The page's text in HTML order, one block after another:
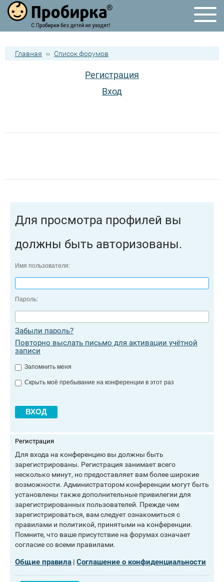
Главная ›› Список форумов
Регистрация
Вход
Для просмотра профилей вы
должны быть авторизованы.
Имя пользователя:
Пароль:
Забыли пароль?
Повторно выслать письмо для активации учётной
записи
Запомнить меня
Скрыть моё пребывание на конференции в этот раз
Регистрация
Для входа на конференцию вы должны быть
зарегистрированы. Регистрация занимает всего
несколько минут, но предоставляет вам более широкие
возможности. Администратором конференции могут быть
установлены также дополнительные привилегии для
зарегистрированных пользователей. Прежде чем
зарегистрироваться, вам следует ознакомиться с
правилами и политикой, принятыми на конференции.
Помните, что ваше присутствие на форумах означает
согласие со всеми правилами.
Общие правила | Соглашение о конфиденциальности